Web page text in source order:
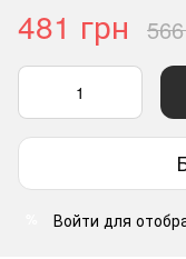
481 грн
Войти для